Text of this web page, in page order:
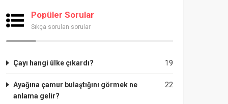
Popüler Sorular
Sıkça sorulan sorular
19
Çayı hangi ülke çıkardı?
22
Ayağına çamur bulaştığını görmek ne
anlama gelir?